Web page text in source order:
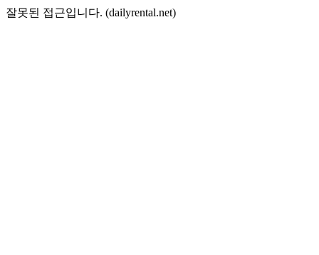
잘못된 접근입니다. (dailyrental.net)